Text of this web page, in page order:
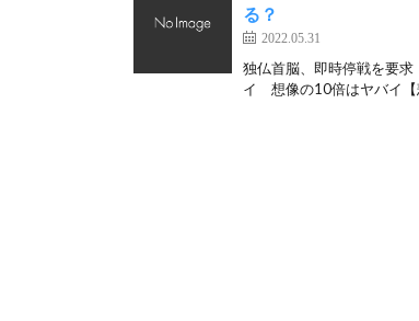
る？
2022.05.31
独仏首脳、即時停戦を要
イ 想像の10倍はヤバイ【